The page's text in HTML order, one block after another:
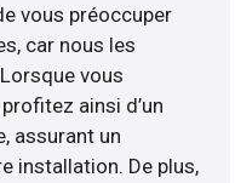
vous préoccuper
car nous les
vous
ainsi d’un
assurant un
installation. De plus,